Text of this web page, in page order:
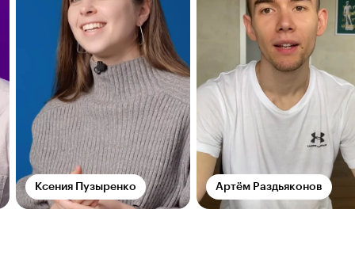
Ксения Пузыренко Артём Раздьяконов